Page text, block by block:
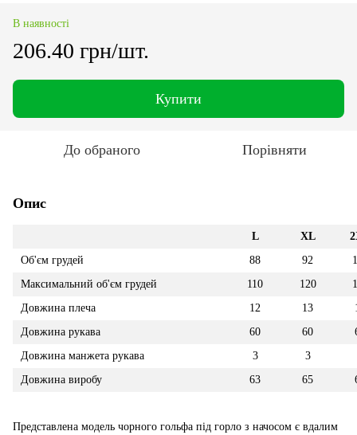
В наявності
206.40 грн/шт.
Купити
До обраного Порівняти
Опис
L XL
Об'єм грудей
88 92
Максимальний об'єм грудей
110 120
Довжина плеча
12 13
Довжина рукава
60 60
Довжина манжета рукава
3
3
Довжина виробу
63 65
Представлена модель чорного гольфа під горло з начосом є вдалим